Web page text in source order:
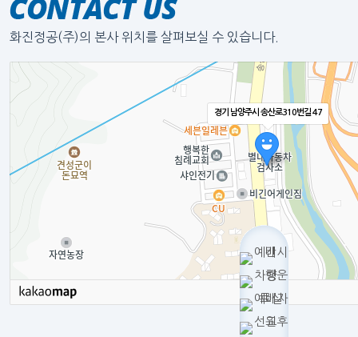
화진정공(주)의 본사 위치를 살펴보실 수 있습니다.
경기 남양주시 송산로310번길 47